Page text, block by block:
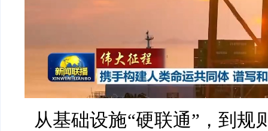
从基础设施“硬联通”，到规